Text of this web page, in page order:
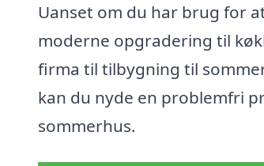
Uanset om du har brug for
moderne opgradering til
firma til tilbygning til
kan du nyde en problemfri
sommerhus.